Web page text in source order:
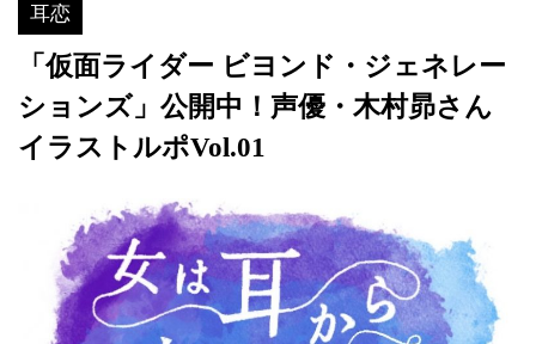
耳恋
「仮面ライダー ビヨンド・ジェネレー
ションズ」公開中！声優・木村昴さん
イラストルポVol.01